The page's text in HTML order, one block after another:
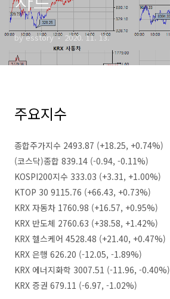
by esstory 2020. 11. 13.
주요지수
종합주가지수 2493.87 (+18.25, +0.74%)
(코스닥)종합 839.14 (-0.94, -0.11%)
KOSPI200지수 333.03 (+3.31, +1.00%)
KTOP 30 9115.76 (+66.43, +0.73%)
KRX 자동차 1760.98 (+16.57, +0.95%)
KRX 반도체 2760.63 (+38.58, +1.42%)
KRX 헬스케어 4528.48 (+21.40, +0.47%)
KRX 은행 626.20 (-12.05, -1.89%)
KRX 에너지화학 3007.51 (-11.96, -0.40%)
KRX 증권 679.11 (-6.97, -1.02%)